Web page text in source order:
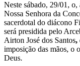
Neste sábado, 29/01,
Nossa Senhora da
sacerdotal do diácono
será presidida pelo
Airton José dos Santos,
imposição das mãos, o
Deus.